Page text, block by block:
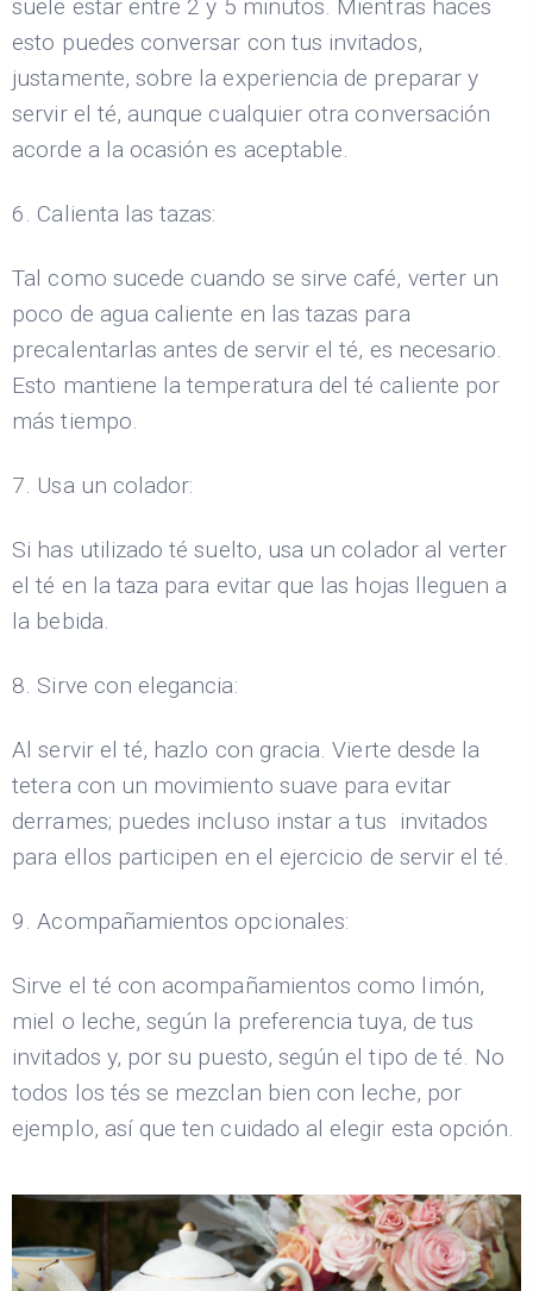
suele estar entre 2 y 5 minutos. Mientras haces
esto puedes conversar con tus invitados,
justamente, sobre la experiencia de preparar y
servir el té, aunque cualquier otra conversación
acorde a la ocasión es aceptable.
6. Calienta las tazas:
Tal como sucede cuando se sirve café, verter un
poco de agua caliente en las tazas para
precalentarlas antes de servir el té, es necesario.
Esto mantiene la temperatura del té caliente por
más tiempo.
7. Usa un colador:
Si has utilizado té suelto, usa un colador al verter
el té en la taza para evitar que las hojas lleguen a
la bebida.
8. Sirve con elegancia:
Al servir el té, hazlo con gracia. Vierte desde la
tetera con un movimiento suave para evitar
derrames; puedes incluso instar a tus invitados
para ellos participen en el ejercicio de servir el té.
9. Acompañamientos opcionales:
Sirve el té con acompañamientos como limón,
miel o leche, según la preferencia tuya, de tus
invitados y, por su puesto, según el tipo de té. No
todos los tés se mezclan bien con leche, por
ejemplo, así que ten cuidado al elegir esta opción.